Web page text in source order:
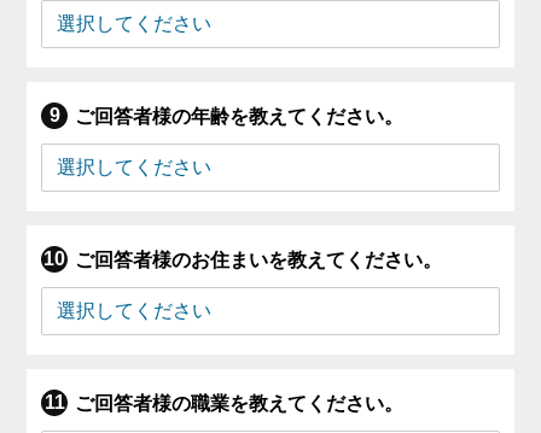
ご回答者様の年齢を教えてください。
ご回答者様のお住まいを教えてください。
ご回答者様の職業を教えてください。